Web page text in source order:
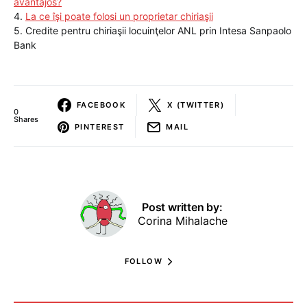
4. La ce îşi poate folosi un proprietar chiriaşii
5. Credite pentru chiriaşii locuinţelor ANL prin Intesa Sanpaolo
Bank
0
Shares
FACEBOOK X (TWITTER)
PINTEREST MAIL
Post written by:
Corina Mihalache
FOLLOW